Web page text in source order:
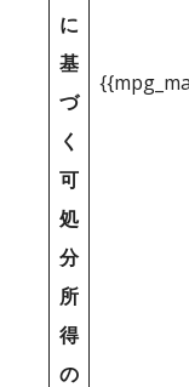
に
基
づ
く
可
処
分
所
得
の